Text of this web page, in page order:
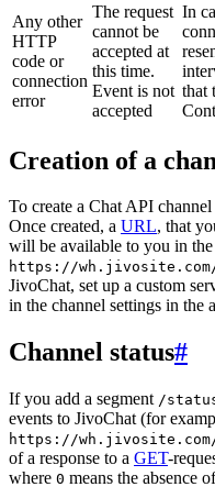
Any other
HTTP
code or
connection
error
The request
cannot be
accepted at
this time.
Event is not
accepted
In
that
Creation of a
To create a Chat API
Once created, a URL, that
will be available to you in
https://
JivoChat, set up a custom
in the channel settings in the
Channel status#
If you add a segment /
events to JivoChat (for
https://
of a response to a GET-
where 0 means the absence